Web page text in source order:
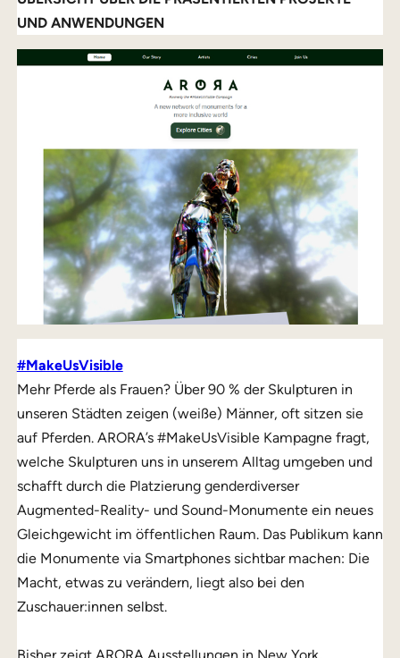
UND ANWENDUNGEN
#MakeUsVisible
Mehr Pferde als Frauen? Über 90 % der Skulpturen in
unseren Städten zeigen (weiße) Männer, oft sitzen sie
auf Pferden. ARORA’s #MakeUsVisible Kampagne fragt,
welche Skulpturen uns in unserem Alltag umgeben und
schafft durch die Platzierung genderdiverser
Augmented-Reality- und Sound-Monumente ein neues
Gleichgewicht im öffentlichen Raum. Das Publikum kann
die Monumente via Smartphones sichtbar machen: Die
Macht, etwas zu verändern, liegt also bei den
Zuschauer:innen selbst.